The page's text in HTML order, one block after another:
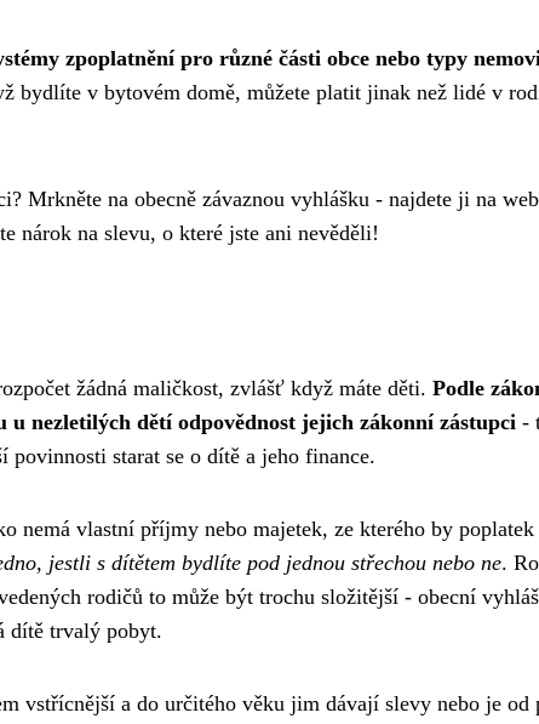
zpoplatnění pro různé části obce nebo typy
bydlíte v bytovém domě, můžete platit jinak než lidé v
Mrkněte na obecně závaznou vyhlášku - najdete ji na
nárok na slevu, o které jste ani nevěděli!
žádná maličkost, zvlášť když máte děti. Podle
nezletilých dětí odpovědnost jejich zákonní zástupci -
starat se o dítě a jeho finance.
nemá vlastní příjmy nebo majetek, ze kterého by
jestli s dítětem bydlíte pod jednou střechou nebo ne.
rodičů to může být trochu složitější - obecní
dítě trvalý pobyt.
vstřícnější a do určitého věku jim dávají slevy nebo je od